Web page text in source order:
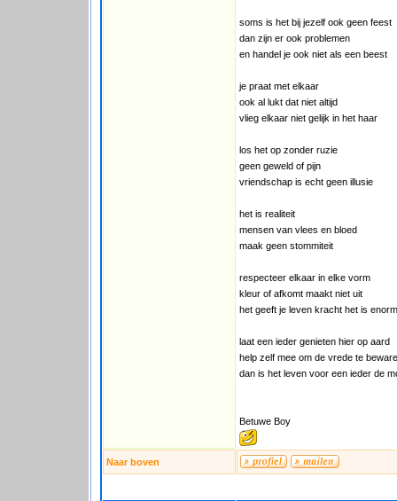
soms is het bij jezelf ook geen feest
dan zijn er ook problemen
en handel je ook niet als een beest
je praat met elkaar
ook al lukt dat niet altijd
vlieg elkaar niet gelijk in het haar
los het op zonder ruzie
geen geweld of pijn
vriendschap is echt geen illusie
het is realiteit
mensen van vlees en bloed
maak geen stommiteit
respecteer elkaar in elke vorm
kleur of afkomt maakt niet uit
het geeft je leven kracht het is enorm
laat een ieder genieten hier op aard
help zelf mee om de vrede te
dan is het leven voor een ieder de
Betuwe Boy
Naar boven